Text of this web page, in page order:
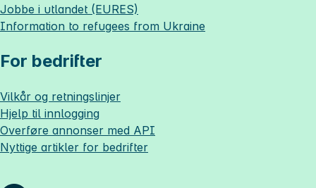
Jobbe i utlandet (EURES)
Information to refugees from Ukraine
For bedrifter
Vilkår og retningslinjer
Hjelp til innlogging
Overføre annonser med API
Nyttige artikler for bedrifter